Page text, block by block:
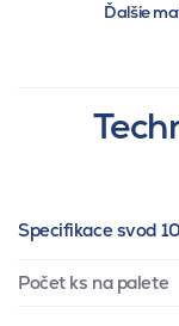
Ďalšie
Specifikace svod
Počet ks na palete